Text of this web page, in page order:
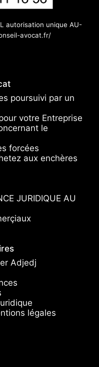
autorisation unique AU-
avocat.fr/
poursuivi par un
votre Entreprise
le
forcées
aux enchères
JURIDIQUE AU
Adjedj
légales